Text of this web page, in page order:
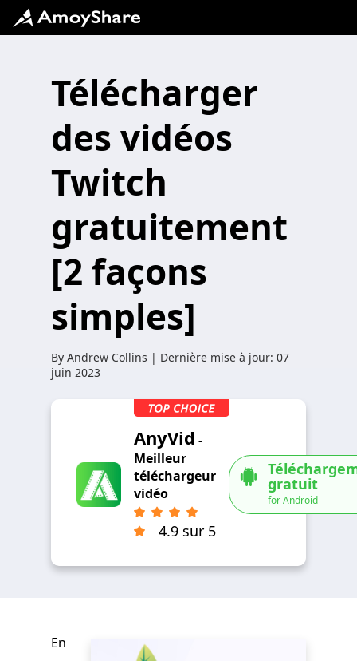
Télécharger
des vidéos
Twitch
gratuitement
[2 façons
simples]
By Andrew Collins | Dernière mise à jour: 07
juin 2023
AnyVid -
Meilleur
téléchargeur
vidéo
4.9 sur 5
gratuit
for Android
En